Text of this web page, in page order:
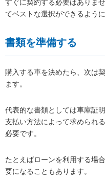
すぐに契約する必要はありま
てベストな選択ができるように
書類を準備する
購入する車を決めたら、次は
ます。
代表的な書類としては車庫証
支払い方法によって求められ
必要です。
たとえばローンを利用する場
要になることもあります。